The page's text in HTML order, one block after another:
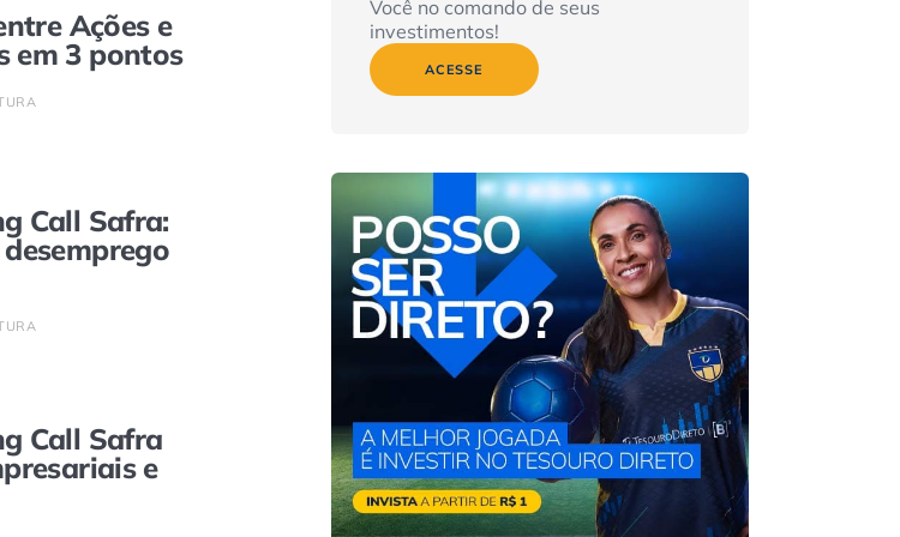
Ações e
em 3 pontos
Call Safra:
Call Safra
e
Você no comando de seus
investimentos!
ACESSE